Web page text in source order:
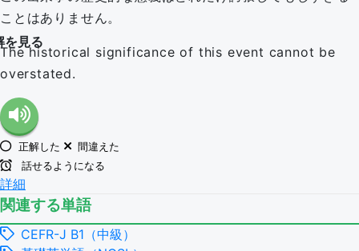
ことはありません。
を見る
The historical significance of this event cannot be
overstated.
正解した
間違えた
話せるようになる
詳細
関連する単語
CEFR-J B1（中級）